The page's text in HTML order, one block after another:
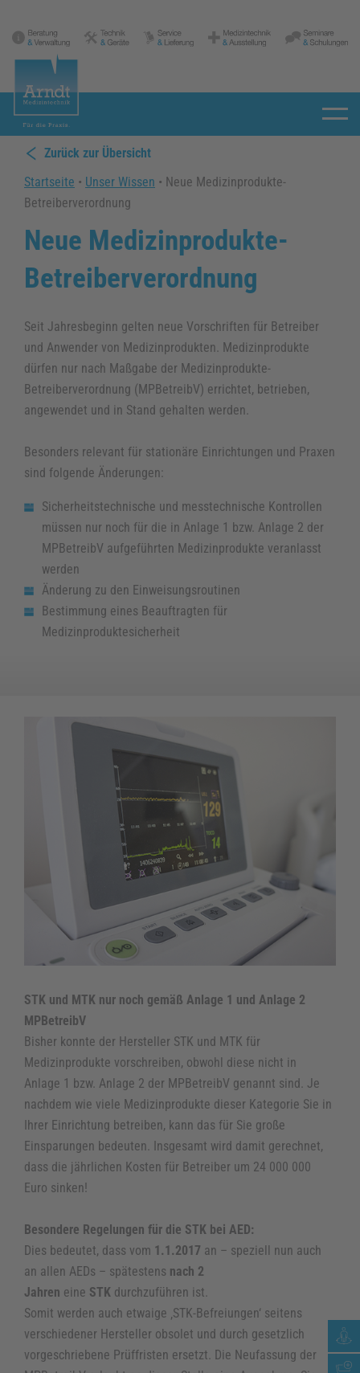
Beratung
Sprechstunden- u. Praxisbedarf
Bestellmöglichkeiten
Technischer Kundendienst
Seminare und Schulungen
Lagermanagementsystem ScaLa
Ultraschall
Neusysteme
Gebrauchtsysteme
Technischer Kundendienst
Reparaturen & Leihgeräteservice
IT / Netzwerkanbindungen
Technikabteilung
Medizintechnik
Instrumentenaufbereitung
Hochfrequenz-Chirurgie
Extrakorporale Stoßwellentherapie (ESWT)
Praxisausstattung
Existenzgründung & Praxisübernahme
Serviceleistungen
Medizintechnik zum Anfassen
Montage, Inbetriebnahme & Einweisung
Service- und Wartungsverträge
Wissen
Über uns
Historie
Unser Team
Stellenangebote
Soziales Engagement
Zurück zur Übersicht
Startseite • Unser Wissen • Neue Medizinprodukte-
Betreiberverordnung
Neue Medizinprodukte-
Betreiberverordnung
Seit Jahresbeginn gelten neue Vorschriften für Betreiber
und Anwender von Medizinprodukten. Medizinprodukte
dürfen nur nach Maßgabe der Medizinprodukte-
Betreiberverordnung (MPBetreibV) errichtet, betrieben,
angewendet und in Stand gehalten werden.
Besonders relevant für stationäre Einrichtungen und Praxen
sind folgende Änderungen:
Sicherheitstechnische und messtechnische Kontrollen
müssen nur noch für die in Anlage 1 bzw. Anlage 2 der
MPBetreibV aufgeführten Medizinprodukte veranlasst
werden
Änderung zu den Einweisungsroutinen
Bestimmung eines Beauftragten für
Medizinproduktesicherheit
STK und MTK nur noch gemäß Anlage 1 und Anlage 2
MPBetreibV
Bisher konnte der Hersteller STK und MTK für
Medizinprodukte vorschreiben, obwohl diese nicht in
Anlage 1 bzw. Anlage 2 der MPBetreibV genannt sind. Je
nachdem wie viele Medizinprodukte dieser Kategorie Sie in
Ihrer Einrichtung betreiben, kann das für Sie große
Einsparungen bedeuten. Insgesamt wird damit gerechnet,
dass die jährlichen Kosten für Betreiber um 24 000 000
Euro sinken!
Besondere Regelungen für die STK bei AED:
Dies bedeutet, dass vom 1.1.2017 an – speziell nun auch
an allen AEDs – spätestens nach 2
Jahren eine STK durchzuführen ist.
Somit werden auch etwaige ‚STK-Befreiungen‘ seitens
verschiedener Hersteller obsolet und durch gesetzlich
vorgeschriebene Prüffristen ersetzt. Die Neufassung der